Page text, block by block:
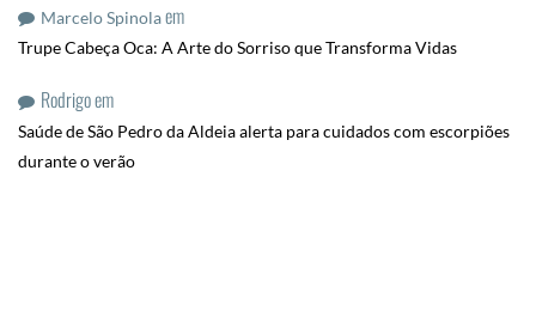
Marcelo Spinolaem
Trupe Cabeça Oca: A Arte do Sorriso que Transforma Vidas
Rodrigoem
Saúde de São Pedro da Aldeia alerta para cuidados com escorpiões
durante o verão